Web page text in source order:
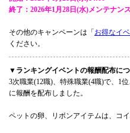
終了：2026年1月28日(水)メンテナン
その他のキャンペーンは「 お得なイ
ください。
▼ランキングイベントの報酬配布に
3次職業(12職)、特殊職業(4職)で、1
に報酬を配布しました。
ペットの卵、リボンアイテムは、コ